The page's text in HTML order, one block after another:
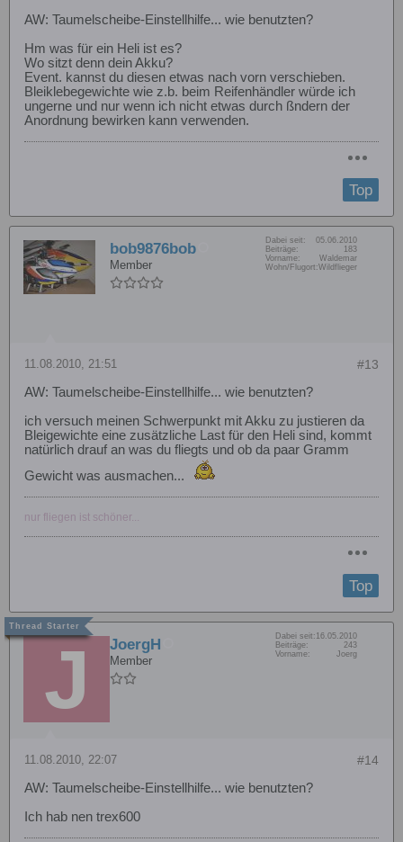
AW: Taumelscheibe-Einstellhilfe... wie benutzten?
Hm was für ein Heli ist es?
Wo sitzt denn dein Akku?
Event. kannst du diesen etwas nach vorn verschieben.
Bleiklebegewichte wie z.b. beim Reifenhändler würde ich
ungerne und nur wenn ich nicht etwas durch ßndern der
Anordnung bewirken kann verwenden.
Top
bob9876bob
Member
Dabei seit:
05.06.2010
Beiträge:
183
Vorname:
Waldemar
Wohn/Flugort:Wildflieger
#13
11.08.2010, 21:51
AW: Taumelscheibe-Einstellhilfe... wie benutzten?
ich versuch meinen Schwerpunkt mit Akku zu justieren da
Bleigewichte eine zusätzliche Last für den Heli sind, kommt
natürlich drauf an was du fliegts und ob da paar Gramm
Gewicht was ausmachen...
nur fliegen ist schöner...
Top
JoergH
Member
Dabei seit: 16.05.2010
Beiträge:
243
Vorname:
Joerg
#14
11.08.2010, 22:07
AW: Taumelscheibe-Einstellhilfe... wie benutzten?
Ich hab nen trex600